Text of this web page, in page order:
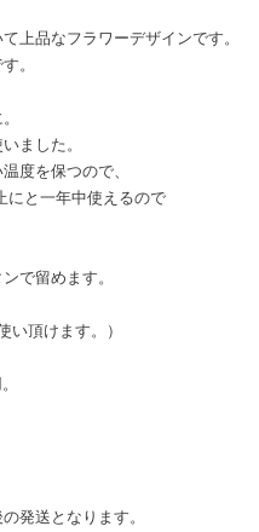
上品なフラワーデザインです。
。
ました。
度を保つので、
にと一年中使えるので
で留めます。
い頂けます。）
発送となります。